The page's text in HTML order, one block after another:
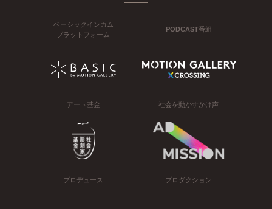
ベーシックインカム
プラットフォーム
PODCAST番組
アート基金 社会を動かすかけ声
プロデュース プロダクション